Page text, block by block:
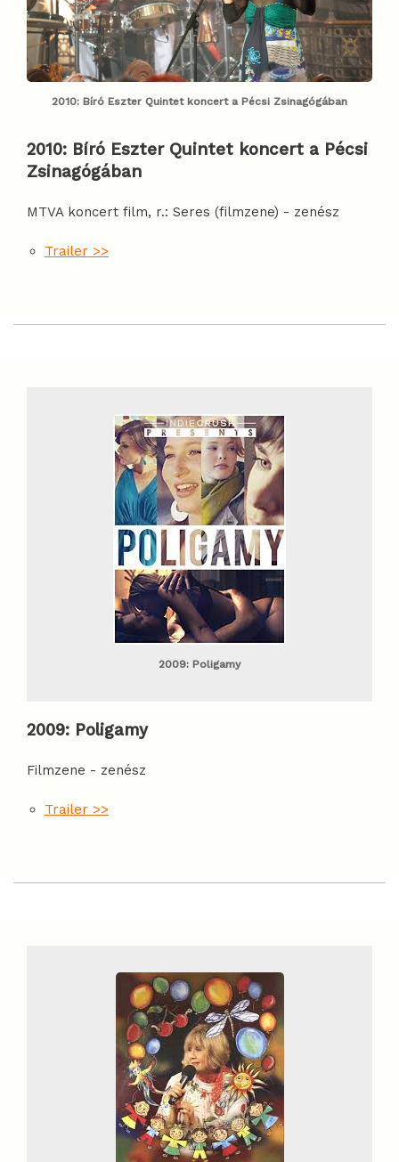
2010: Bíró Eszter Quintet koncert a Pécsi Zsinagógában
2010: Bíró Eszter Quintet koncert a Pécsi
Zsinagógában
MTVA koncert film, r.: Seres (filmzene) - zenész
Trailer >>
2009: Poligamy
2009: Poligamy
Filmzene - zenész
Trailer >>